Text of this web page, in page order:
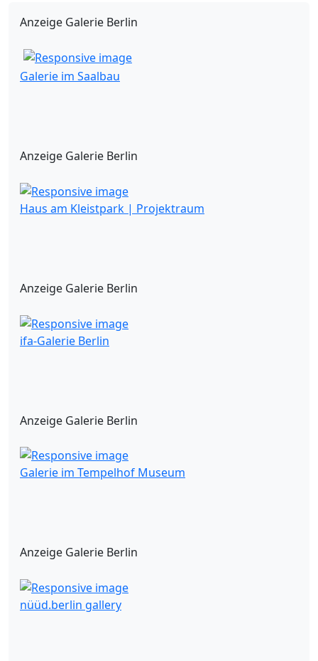
Anzeige Galerie Berlin
Galerie im Saalbau
Anzeige Galerie Berlin
Haus am Kleistpark | Projektraum
Anzeige Galerie Berlin
ifa-Galerie Berlin
Anzeige Galerie Berlin
Galerie im Tempelhof Museum
Anzeige Galerie Berlin
nüüd.berlin gallery